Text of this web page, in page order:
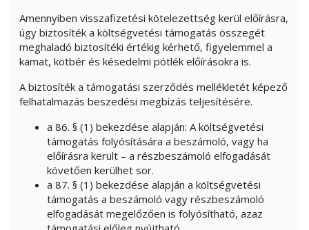
Amennyiben visszafizetési kötelezettség kerül előírásra,
úgy biztosíték a költségvetési támogatás összegét
meghaladó biztosítéki értékig kérhető, figyelemmel a
kamat, kötbér és késedelmi pótlék előírásokra is.
A biztosíték a támogatási szerződés mellékletét képező
felhatalmazás beszedési megbízás teljesítésére.
a 86. § (1) bekezdése alapján: A költségvetési
támogatás folyósítására a beszámoló, vagy ha
előírásra került – a részbeszámoló elfogadását
követően kerülhet sor.
a 87. § (1) bekezdése alapján a költségvetési
támogatás a beszámoló vagy részbeszámoló
elfogadását megelőzően is folyósítható, azaz